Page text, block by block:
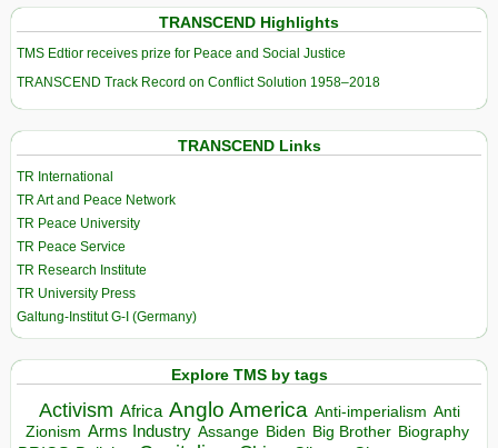
TRANSCEND Highlights
TMS Edtior receives prize for Peace and Social Justice
TRANSCEND Track Record on Conflict Solution 1958–2018
TRANSCEND Links
TR International
TR Art and Peace Network
TR Peace University
TR Peace Service
TR Research Institute
TR University Press
Galtung-Institut G-I (Germany)
Explore TMS by tags
Activism Africa Anglo America Anti-imperialism Anti
Zionism Arms Industry Assange Biden Big Brother Biography